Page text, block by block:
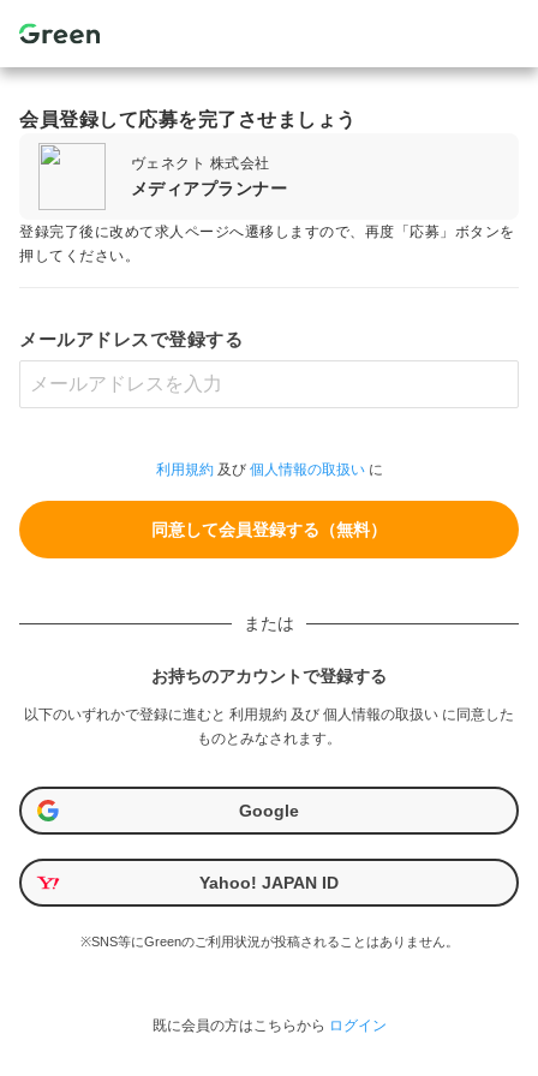
会員登録して応募を完了させましょう
ヴェネクト 株式会社
メディアプランナー
登録完了後に改めて求人ページへ遷移しますので、再度「応募」ボタンを
押してください。
メールアドレスで登録する
利用規約及び 個人情報の取扱いに
または
お持ちのアカウントで登録する
以下のいずれかで登録に進むと 利用規約 及び 個人情報の取扱い に同意した
ものとみなされます。
Google
Yahoo! JAPAN ID
※SNS等にGreenのご利用状況が投稿されることはありません。
既に会員の方はこちらから ログイン